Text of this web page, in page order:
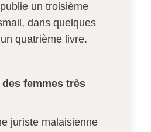
un troisième
dans quelques
quatrième livre.
femmes très
juriste malaisienne